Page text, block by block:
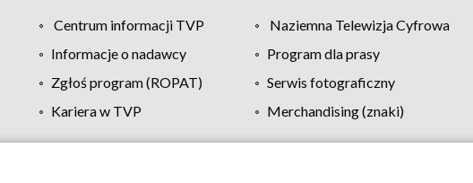
Centrum informacji TVP Naziemna Telewizja Cyfrowa
Informacje o nadawcy
Program dla prasy
Zgłoś program (ROPAT)
Serwis fotograficzny
Kariera w TVP
Merchandising (znaki)